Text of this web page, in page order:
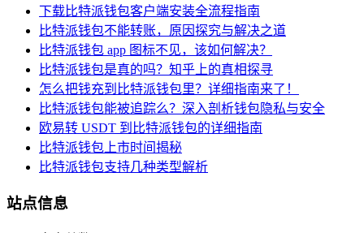
下载比特派钱包客户端安装全流程指南
比特派钱包不能转账，原因探究与解决之道
比特派钱包 app 图标不见，该如何解决？
比特派钱包是真的吗？知乎上的真相探寻
怎么把钱充到比特派钱包里？详细指南来了！
比特派钱包能被追踪么？深入剖析钱包隐私与安全
欧易转 USDT 到比特派钱包的详细指南
比特派钱包上市时间揭秘
比特派钱包支持几种类型解析
站点信息